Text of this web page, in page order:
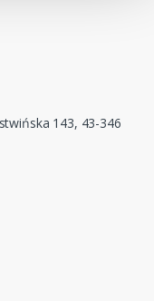
143, 43-346